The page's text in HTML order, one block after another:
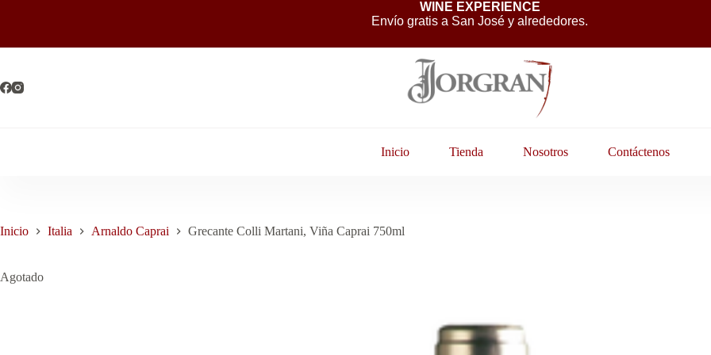
WINE EXPERIENCE
Envío gratis a San José y alrededores.
Inicio Tienda Nosotros Contáctenos
Inicio Italia Arnaldo Caprai Grecante Colli Martani, Viña Caprai 750ml
Agotado